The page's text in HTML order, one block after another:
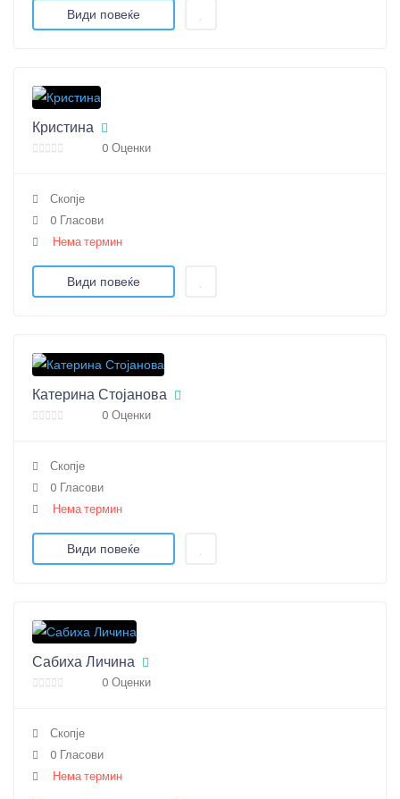
Види повеќе
Кристина
0 Оценки
Скопје
0 Гласови
Нема термин
Види повеќе
Катерина Стојанова
0 Оценки
Скопје
0 Гласови
Нема термин
Види повеќе
Сабиха Личина
0 Оценки
Скопје
0 Гласови
Нема термин